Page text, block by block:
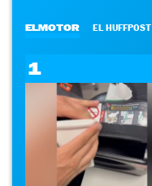
ELMOTOR EL HUFFPOST
1